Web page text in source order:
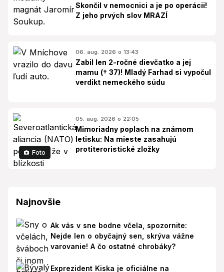
Skončil v nemocnici a je po operácii!
Z jeho prvých slov MRAZÍ
06. aug. 2026 o 13:43
Zabil len 2-ročné dievčatko a jej
mamu († 37)! Mladý Farhad si vypočul
verdikt nemeckého súdu
Foto
05. aug. 2026 o 22:05
Mimoriadny poplach na známom
letisku: Na mieste zasahujú
protiteroristické zložky
Najnovšie
Ak vás v sne bodne včela, spozornite:
Nejde len o obyčajný sen, skrýva vážne
varovanie! A čo ostatné chrobáky?
Exprezident Kiska je oficiálne na